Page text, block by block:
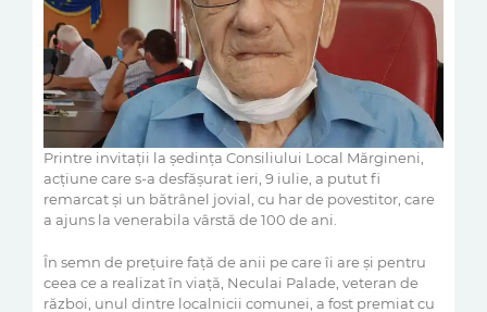
Printre invitații la ședința Consiliului Local Mărgineni
acțiune care s-a desfășurat ieri, 9 iulie, a putut fi
remarcat și un bătrânel jovial, cu har de povestitor , care
a ajuns la venerabila vârstă de 100 de ani
În semn de prețuirefață de anii pe care îi areși pentru
ceea ce a realizat în viață , Neculai Palade, veteran de
război, unul dintre localnicii comunei, a fost premiatcu